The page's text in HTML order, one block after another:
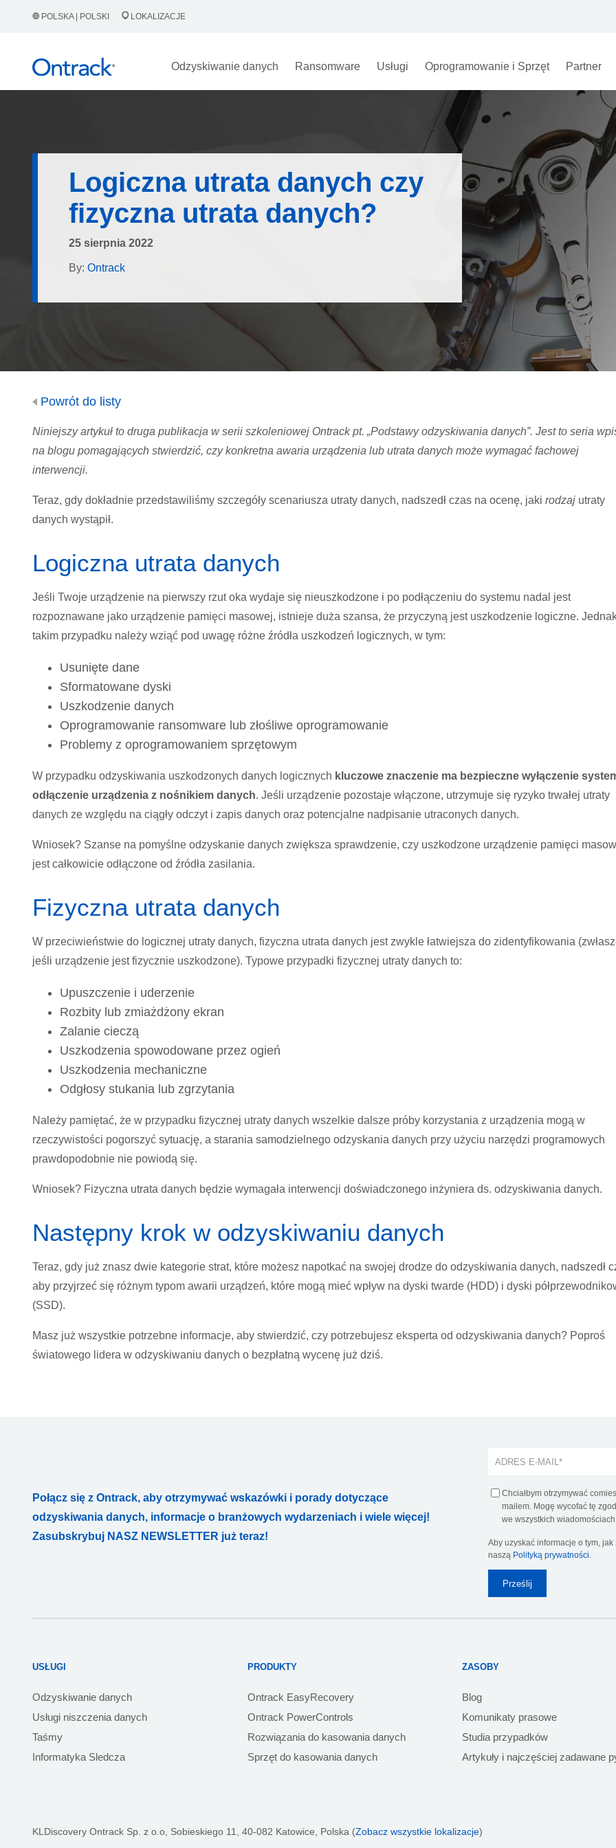
POLSKA | POLSKI LOKALIZACJE
Odzyskiwanie danych Ransomware Usługi Oprogramowanie i Sprzęt Partner
Logiczna utrata danych czy
fizyczna utrata danych?
25 sierpnia 2022
By: Ontrack
Powrót do listy
Niniejszy artykuł to druga publikacja w serii szkoleniowej Ontrack pt. „Podstawy odzyskiwania danych”. Jest to seria
na blogu pomagających stwierdzić, czy konkretna awaria urządzenia lub utrata danych może wymagać fachowej
interwencji.
Teraz, gdy dokładnie przedstawiliśmy szczegóły scenariusza utraty danych, nadszedł czas na ocenę, jaki rodzaj utraty
danych wystąpił.
Logiczna utrata danych
Jeśli Twoje urządzenie na pierwszy rzut oka wydaje się nieuszkodzone i po podłączeniu do systemu nadal jest
rozpoznawane jako urządzenie pamięci masowej, istnieje duża szansa, że przyczyną jest uszkodzenie logiczne.
takim przypadku należy wziąć pod uwagę różne źródła uszkodzeń logicznych, w tym:
Usunięte dane
Sformatowane dyski
Uszkodzenie danych
Oprogramowanie ransomware lub złośliwe oprogramowanie
Problemy z oprogramowaniem sprzętowym
W przypadku odzyskiwania uszkodzonych danych logicznych kluczowe znaczenie ma bezpieczne wyłączenie
odłączenie urządzenia z nośnikiem danych. Jeśli urządzenie pozostaje włączone, utrzymuje się ryzyko trwałej utraty
danych ze względu na ciągły odczyt i zapis danych oraz potencjalne nadpisanie utraconych danych.
Wniosek? Szanse na pomyślne odzyskanie danych zwiększa sprawdzenie, czy uszkodzone urządzenie pamięci
jest całkowicie odłączone od źródła zasilania.
Fizyczna utrata danych
W przeciwieństwie do logicznej utraty danych, fizyczna utrata danych jest zwykle łatwiejsza do zidentyfikowania
jeśli urządzenie jest fizycznie uszkodzone). Typowe przypadki fizycznej utraty danych to:
Upuszczenie i uderzenie
Rozbity lub zmiażdżony ekran
Zalanie cieczą
Uszkodzenia spowodowane przez ogień
Uszkodzenia mechaniczne
Odgłosy stukania lub zgrzytania
Należy pamiętać, że w przypadku fizycznej utraty danych wszelkie dalsze próby korzystania z urządzenia mogą w
rzeczywistości pogorszyć sytuację, a starania samodzielnego odzyskania danych przy użyciu narzędzi programowych
prawdopodobnie nie powiodą się.
Wniosek? Fizyczna utrata danych będzie wymagała interwencji doświadczonego inżyniera ds. odzyskiwania danych.
Następny krok w odzyskiwaniu danych
Teraz, gdy już znasz dwie kategorie strat, które możesz napotkać na swojej drodze do odzyskiwania danych, nadszedł
aby przyjrzeć się różnym typom awarii urządzeń, które mogą mieć wpływ na dyski twarde (HDD) i dyski
(SSD).
Masz już wszystkie potrzebne informacje, aby stwierdzić, czy potrzebujesz eksperta od odzyskiwania danych? Poproś
światowego lidera w odzyskiwaniu danych o bezpłatną wycenę już dziś.
Połącz się z Ontrack, aby otrzymywać wskazówki i porady dotyczące
odzyskiwania danych, informacje o branżowych wydarzeniach i wiele więcej!
Zasubskrybuj NASZ NEWSLETTER już teraz!
Chciałbym otrzymywać
mailem. Mogę wycofać tę
we wszystkich
Aby uzyskać informacje o tym,
naszą Polityką prywatności.
USŁUGI
Odzyskiwanie danych
Usługi niszczenia danych
Taśmy
Informatyka Sledcza
PRODUKTY
Ontrack EasyRecovery
Ontrack PowerControls
Rozwiązania do kasowania danych
Sprzęt do kasowania danych
ZASOBY
Blog
Komunikaty prasowe
Studia przypadków
Artykuły i najczęściej zadawane
KLDiscovery Ontrack Sp. z o.o, Sobieskiego 11, 40-082 Katowice, Polska (Zobacz wszystkie lokalizacje)